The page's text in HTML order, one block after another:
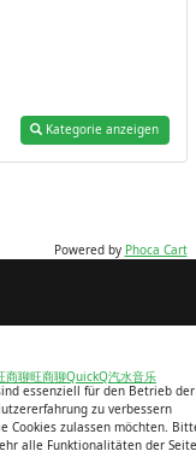
Kategorie anzeigen
Powered by Phoca Cart
essenziell für den Betrieb der
zu verbessern
Cookies zulassen möchten.
alle Funktionalitäten der Seite
商聊旺商聊QuickQ汽水音乐